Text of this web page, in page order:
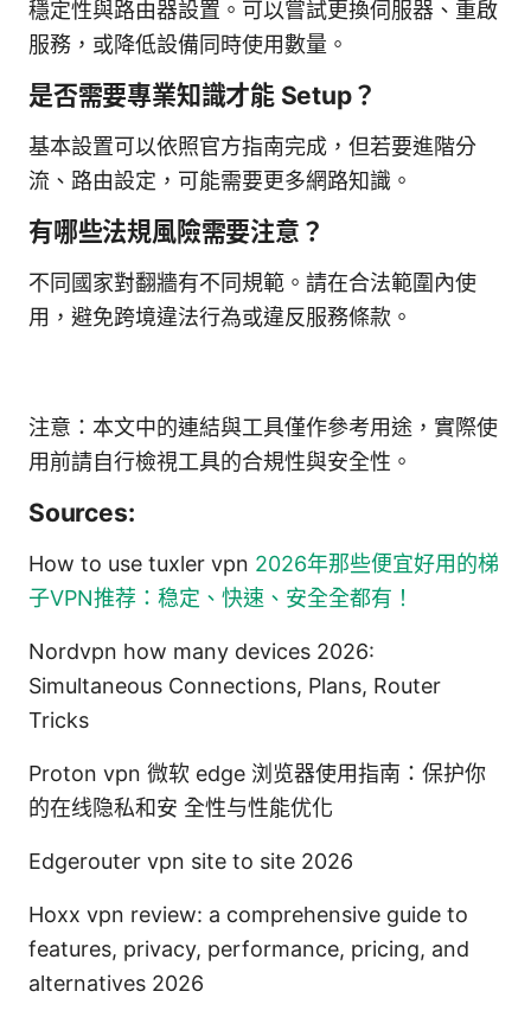
穩定性與路由器設置。可以嘗試更換伺服器、重啟
服務，或降低設備同時使用數量。
是否需要專業知識才能 Setup？
基本設置可以依照官方指南完成，但若要進階分
流、路由設定，可能需要更多網路知識。
有哪些法規風險需要注意？
不同國家對翻牆有不同規範。請在合法範圍內使
用，避免跨境違法行為或違反服務條款。
注意：本文中的連結與工具僅作參考用途，實際使
用前請自行檢視工具的合規性與安全性。
Sources:
How to use tuxler vpn 2026年那些便宜好用的梯
子VPN推荐：稳定、快速、安全全都有！
Nordvpn how many devices 2026:
Simultaneous Connections, Plans, Router
Tricks
Proton vpn 微软 edge 浏览器使用指南：保护你
的在线隐私和安 全性与性能优化
Edgerouter vpn site to site 2026
Hoxx vpn review: a comprehensive guide to
features, privacy, performance, pricing, and
alternatives 2026